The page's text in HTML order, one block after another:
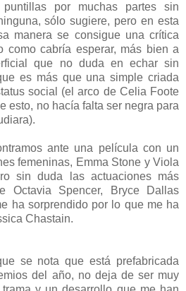
por muchas partes sin
sólo sugiere, pero en esta
manera se consigue una crítica
como cabría esperar, más bien a
que no duda en echar sin
es más que una simple criada
social (el arco de Celia Foote
esto, no hacía falta ser negra para
ante una película con un
femeninas, Emma Stone y Viola
sin duda las actuaciones más
Octavia Spencer, Bryce Dallas
ha sorprendido por lo que me ha
Chastain.
se nota que está prefabricada
del año, no deja de ser muy